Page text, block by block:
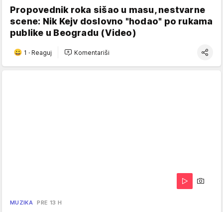
Propovednik roka sišao u masu, nestvarne
scene: Nik Kejv doslovno "hodao" po rukama
publike u Beogradu (Video)
1 · Reaguj Komentariši
MUZIKA PRE 13 H